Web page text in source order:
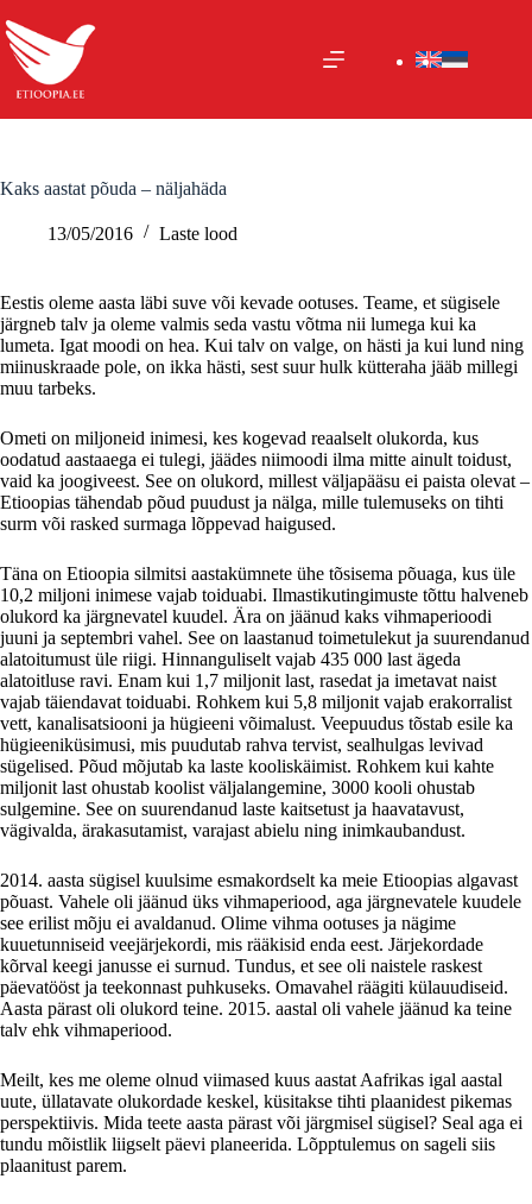
to
content
Kaks aastat põuda – näljahäda
13/05/2016 Laste lood
Eestis oleme aasta läbi suve või kevade ootuses. Teame, et sügisele
järgneb talv ja oleme valmis seda vastu võtma nii lumega kui ka
lumeta. Igat moodi on hea. Kui talv on valge, on hästi ja kui lund ning
miinuskraade pole, on ikka hästi, sest suur hulk kütteraha jääb millegi
muu tarbeks.
Ometi on miljoneid inimesi, kes kogevad reaalselt olukorda, kus
oodatud aastaaega ei tulegi, jäädes niimoodi ilma mitte ainult toidust,
vaid ka joogiveest. See on olukord, millest väljapääsu ei paista olevat –
Etioopias tähendab põud puudust ja nälga, mille tulemuseks on tihti
surm või rasked surmaga lõppevad haigused.
Täna on Etioopia silmitsi aastakümnete ühe tõsisema põuaga, kus üle
10,2 miljoni inimese vajab toiduabi. Ilmastikutingimuste tõttu halveneb
olukord ka järgnevatel kuudel. Ära on jäänud kaks vihmaperioodi
juuni ja septembri vahel. See on laastanud toimetulekut ja suurendanud
alatoitumust üle riigi. Hinnanguliselt vajab 435 000 last ägeda
alatoitluse ravi. Enam kui 1,7 miljonit last, rasedat ja imetavat naist
vajab täiendavat toiduabi. Rohkem kui 5,8 miljonit vajab erakorralist
vett, kanalisatsiooni ja hügieeni võimalust. Veepuudus tõstab esile ka
hügieeniküsimusi, mis puudutab rahva tervist, sealhulgas levivad
sügelised. Põud mõjutab ka laste kooliskäimist. Rohkem kui kahte
miljonit last ohustab koolist väljalangemine, 3000 kooli ohustab
sulgemine. See on suurendanud laste kaitsetust ja haavatavust,
vägivalda, ärakasutamist, varajast abielu ning inimkaubandust.
2014. aasta sügisel kuulsime esmakordselt ka meie Etioopias algavast
põuast. Vahele oli jäänud üks vihmaperiood, aga järgnevatele kuudele
see erilist mõju ei avaldanud. Olime vihma ootuses ja nägime
kuuetunniseid veejärjekordi, mis rääkisid enda eest. Järjekordade
kõrval keegi janusse ei surnud. Tundus, et see oli naistele raskest
päevatööst ja teekonnast puhkuseks. Omavahel räägiti külauudiseid.
Aasta pärast oli olukord teine. 2015. aastal oli vahele jäänud ka teine
talv ehk vihmaperiood.
Meilt, kes me oleme olnud viimased kuus aastat Aafrikas igal aastal
uute, üllatavate olukordade keskel, küsitakse tihti plaanidest pikemas
perspektiivis. Mida teete aasta pärast või järgmisel sügisel? Seal aga ei
tundu mõistlik liigselt päevi planeerida. Lõpptulemus on sageli siis
plaanitust parem.